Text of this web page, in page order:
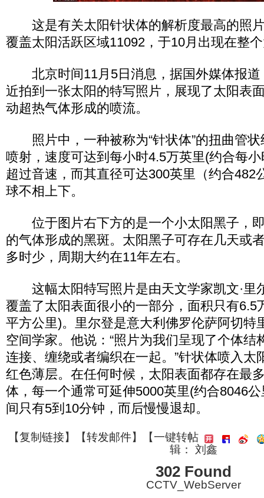
这是有关太阳针状体的解析度最高的照
覆盖太阳活跃区域11092，于10月出现在整
北京时间11月5日消息，据国外媒体报道
近拍到一张太阳的特写照片，展现了太阳表
动超热气体形成的喷流。
照片中，一种被称为“针状体”的扭曲管状
喷射，速度可达到每小时4.5万英里(约合每
超过音速，而其直径可达300英里（约合482
球不相上下。
位于图片右下方的是一个小太阳黑子，
的气体形成的黑斑。太阳黑子可存在几天或
多时少，周期大约在11年左右。
这幅太阳特写照片是由天文学家凯文·里
覆盖了太阳表面很小的一部分，面积只有6.5
平方公里)。里尔登是意大利佛罗伦萨阿切特
空间学家。他说：“照片为我们呈现了个体结
连接、缠绕或者编织在一起。”针状体喷入太
红色薄层。在任何时候，太阳表面都存在最
体，每一个通常可延伸5000英里(约合8046
间只有5到10分钟，而后慢慢退却。
【复制链接】【转发邮件】
【一键转帖
辑： 刘鑫
302 Found
CCTV_WebServer